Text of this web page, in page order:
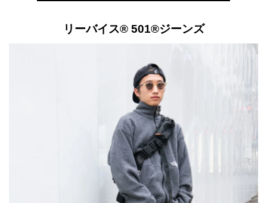
リーバイス® 501®ジーンズ